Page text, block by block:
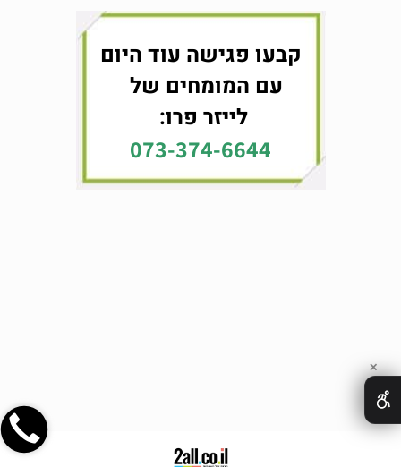
קבעו פגישה עוד היום
עם המומחים של
לייזר פרו:
073-374-6644
✕